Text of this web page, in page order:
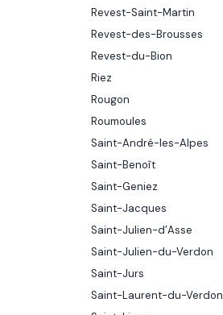
Revest-Saint-Martin
Revest-des-Brousses
Revest-du-Bion
Riez
Rougon
Roumoules
Saint-André-les-Alpes
Saint-Benoît
Saint-Geniez
Saint-Jacques
Saint-Julien-d’Asse
Saint-Julien-du-Verdon
Saint-Jurs
Saint-Laurent-du-Verdon